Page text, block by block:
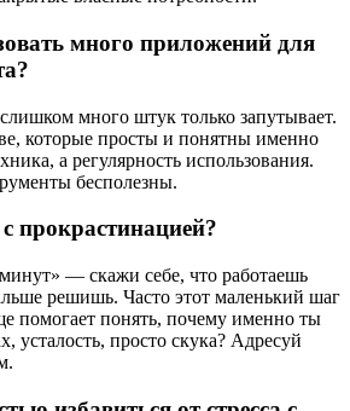
много приложений для
много штук только запутывает.
которые просты и понятны именно
а регулярность использования.
бесполезны.
прокрастинацией?
— скажи себе, что работаешь
решишь. Часто этот маленький шаг
помогает понять, почему именно ты
усталость, просто скука? Адресуй